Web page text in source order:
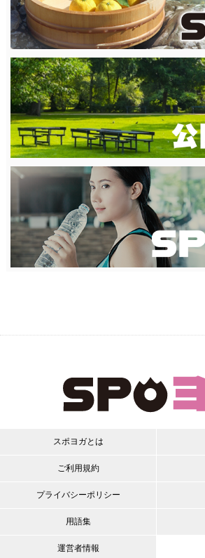
スポヨガとは
ご利用規約
プライバシーポリシー
用語集
運営者情報